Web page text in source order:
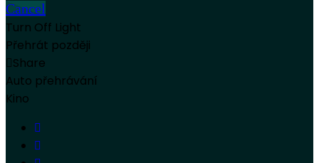
Cancel
Turn Off Light
Přehrát později
Share
Auto přehrávání
Kino